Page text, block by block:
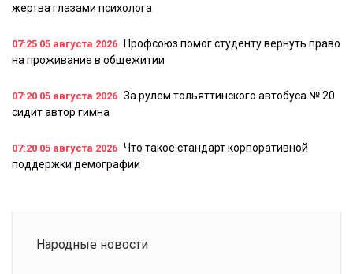
жертва глазами психолога
07:25 05 августа 2026
Профсоюз помог студенту вернуть право
на проживание в общежитии
07:20 05 августа 2026 За рулем тольяттинского автобуса № 20
сидит автор гимна
07:20 05 августа 2026 Что такое стандарт корпоративной
поддержки демографии
Народные новости